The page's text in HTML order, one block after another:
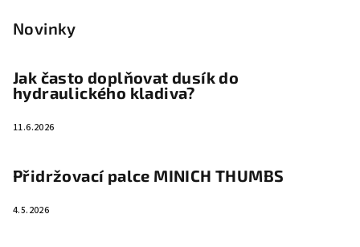
Novinky
Jak často doplňovat dusík do
hydraulického kladiva?
11.6.2026
Přidržovací palce MINICH THUMBS
4.5.2026